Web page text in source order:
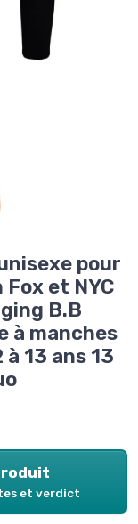
pour
et NYC
B.B
à manches
13 ans 13
et verdict